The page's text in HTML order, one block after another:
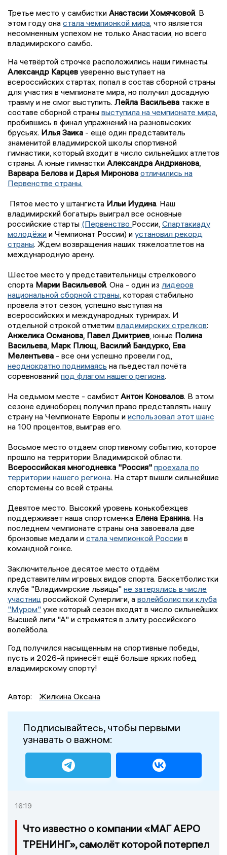
Третье место у самбистки Анастасии Хомячковой. В
этом году она стала чемпионкой мира , что является
несомненным успехом не только Анастасии, но всего
владимирского самбо.
На четвёртой строчке расположились наши гимнасты.
Александр Карцев уверенно выступает на
всероссийских стартах, попал в состав сборной страны
для участия в чемпионате мира, но получил досадную
травму и не смог выступить. Лейла Васильева также в
составе сборной страны выступила на чемпионате мира
пробившись в финал упражнений на разновысоких
брусьях. Илья Заика - ещё один представитель
знаменитой владимирской школы спортивной
гимнастики, который входит в число сильнейших атлетов
страны. А юные гимнастки Александра Андрианова,
Варвара Белова и Дарья Миронова отличились на
Первенстве страны.
Пятое место у штангиста Ильи Иудина. Наш
владимирский богатырь выиграл все основные
российские старты (Первенство России, Спартакиаду
молодёжи и Чемпионат России) и установил рекорд
страны. Ждем возвращения наших тяжелоатлетов на
международную арену.
Шестое место у представительницы стрелкового
спорта Марии Васильевой. Она - один из лидеров
национальной сборной страны , которая стабильно
провела этот сезон, успешно выступая на
всероссийских и международных турнирах. И
отдельной строкой отметим владимирских стрелков:
Анжелика Османова, Павел Дмитриев , юные Полина
Васильева, Марк Плющ, Василий Бандурко, Ева
Мелентьева - все они успешно провели год,
неоднократно поднимаясь на пьедестал почёта
соревнований под флагом нашего региона.
На седьмом месте - самбист Антон Коновалов. В этом
сезоне единоборец получил право представлять нашу
страну на Чемпионате Европы и использовал этот шанс
на 100 процентов, выиграв его.
Восьмое место отдаем спортивному событию, которое
прошло на территории Владимирской области.
Всероссийская многодневка "Россия" проехала по
территории нашего региона. На старт вышли сильнейшие
спортсмены со всей страны.
Девятое место. Высокий уровень конькобежцев
поддерживает наша спортсменка Елена Еранина. На
последнем чемпионате страны она завоевала две
бронзовые медали и стала чемпионкой России в
командной гонке.
Заключительное десятое место отдаём
представителям игровых видов спорта. Баскетболистки
клуба "Владимирские львицы" не затерялись в числе
участниц российской Суперлиги, а волейболистки клуба
"Муром" уже который сезон входят в число сильнейших
Высшей лиги "А" и стремятся в элиту российского
волейбола.
Год получился насыщенным на спортивные победы,
пусть и 2026-й принесёт ещё больше ярких побед
владимирскому спорту!
Автор: Жилкина Оксана
Подписывайтесь, чтобы первыми
узнавать о важном:
16:19
Что известно о компании «МАГ АЕРО
ТРЕНИНГ», самолёт которой потерпел